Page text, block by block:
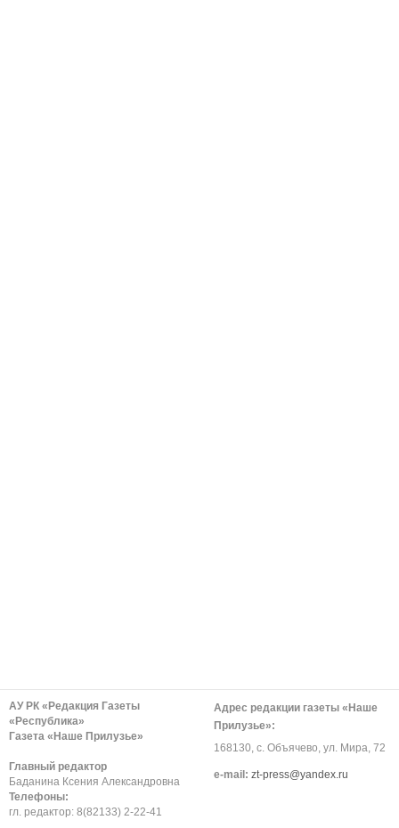
АУ РК «Редакция Газеты
«Республика»
Газета «Наше Прилузье»
Главный редактор
Баданина Ксения Александровна
Телефоны:
гл. редактор: 8(82133) 2-22-41
Адрес редакции газеты «Наше
Прилузье»:
168130, с. Объячево, ул. Мира, 72
е-mail: zt-press@yandex.ru